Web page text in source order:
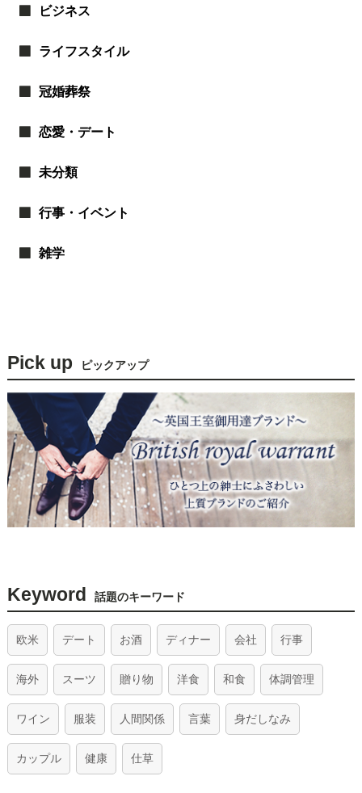
ビジネス
ライフスタイル
冠婚葬祭
恋愛・デート
未分類
行事・イベント
雑学
Pick up ピックアップ
Keyword 話題のキーワード
欧米 デート お酒 ディナー 会社 行事
海外 スーツ 贈り物 洋食 和食 体調管理
ワイン 服装 人間関係 言葉 身だしなみ
カップル 健康 仕草